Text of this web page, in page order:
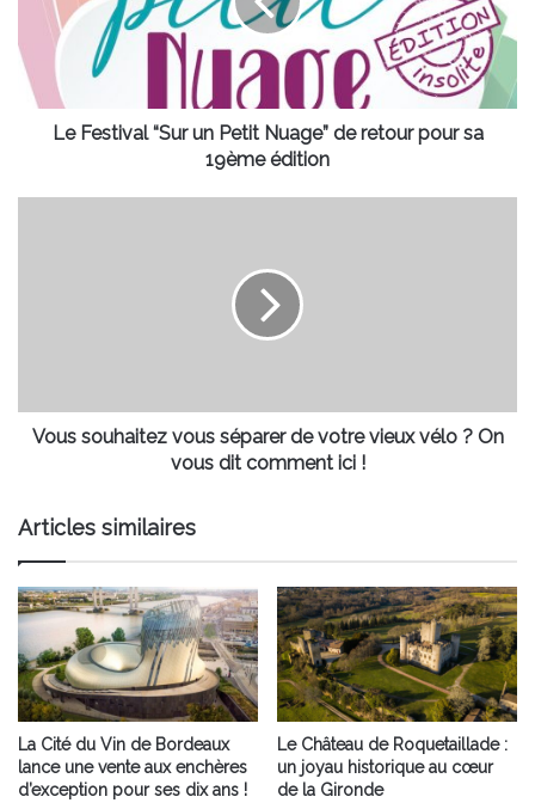
Nuage”
de
retour
pour
Le Festival “Sur un Petit Nuage” de retour pour sa
19ème édition
?
On
ici
!
Vous souhaitez vous séparer de votre vieux vélo ? On
vous dit comment ici !
Articles similaires
La Cité du Vin de Bordeaux
lance une vente aux enchères
d’exception pour ses dix ans !
Le Château de Roquetaillade :
un joyau historique au cœur
de la Gironde